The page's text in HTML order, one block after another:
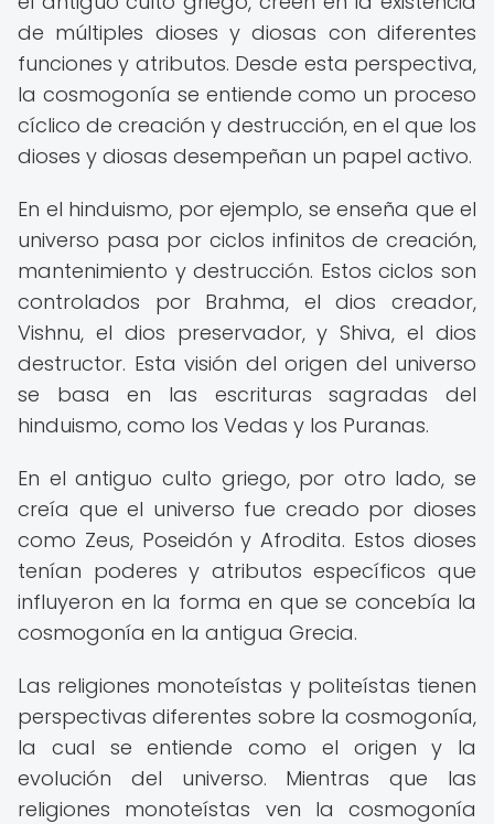
de múltiples dioses y diosas con diferentes
funciones y atributos. Desde esta perspectiva,
la cosmogonía se entiende como un proceso
cíclico de creación y destrucción, en el que los
dioses y diosas desempeñan un papel activo.
En el hinduismo, por ejemplo, se enseña que el
universo pasa por ciclos infinitos de creación,
mantenimiento y destrucción. Estos ciclos son
controlados por Brahma, el dios creador,
Vishnu, el dios preservador, y Shiva, el dios
destructor. Esta visión del origen del universo
se basa en las escrituras sagradas del
hinduismo, como los Vedas y los Puranas.
En el antiguo culto griego, por otro lado, se
creía que el universo fue creado por dioses
como Zeus, Poseidón y Afrodita. Estos dioses
tenían poderes y atributos específicos que
influyeron en la forma en que se concebía la
cosmogonía en la antigua Grecia.
Las religiones monoteístas y politeístas tienen
perspectivas diferentes sobre la cosmogonía,
la cual se entiende como el origen y la
evolución del universo. Mientras que las
religiones monoteístas ven la cosmogonía